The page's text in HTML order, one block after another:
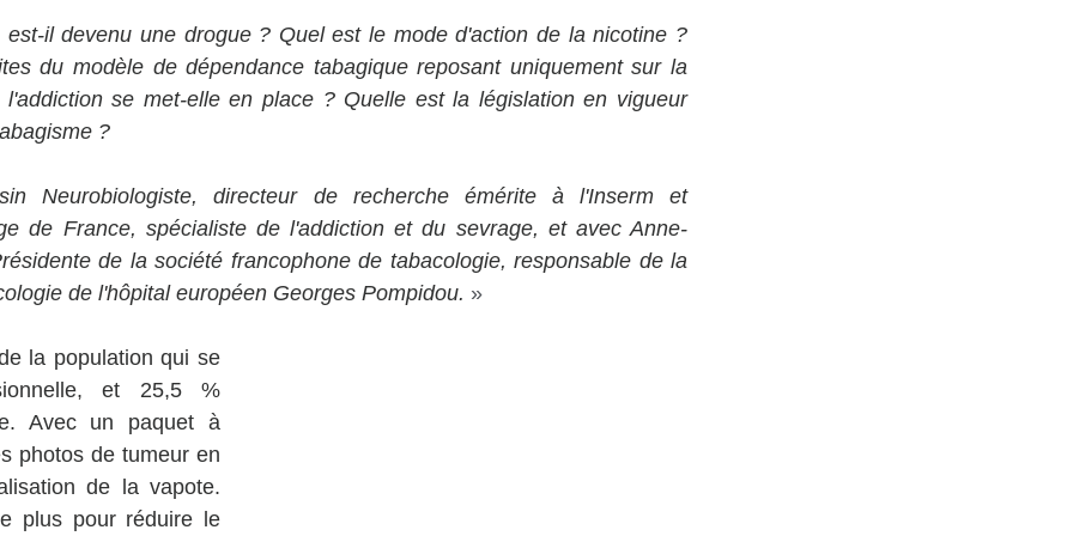
est-il devenu une drogue ? Quel est le mode d'action de la nicotine ?
du modèle de dépendance tabagique reposant uniquement sur la
se met-elle en place ? Quelle est la législation en vigueur
?
Neurobiologiste, directeur de recherche émérite à l'Inserm et
de France, spécialiste de l'addiction et du sevrage, et avec Anne-
de la société francophone de tabacologie, responsable de la
de l'hôpital européen Georges Pompidou. »
la population qui se
et 25,5 %
Avec un paquet à
photos de tumeur en
de la vapote.
plus pour réduire le